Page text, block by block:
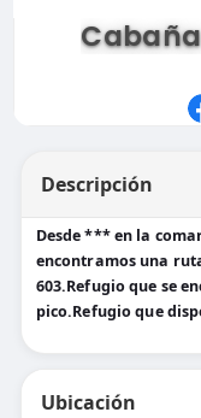
Descripción
Desde *** en la
encontramos una
603.Refugio que se
pico.Refugio que
Ubicación